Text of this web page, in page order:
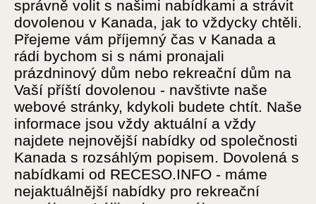
správně volit s našimi nabídkami a strávit
dovolenou v Kanada, jak to vždycky chtěli.
Přejeme vám příjemný čas v Kanada a
rádi bychom si s námi pronajali
prázdninový dům nebo rekreační dům na
Vaší příští dovolenou - navštivte naše
webové stránky, kdykoli budete chtít. Naše
informace jsou vždy aktuální a vždy
najdete nejnovější nabídky od společnosti
Kanada s rozsáhlým popisem. Dovolená s
nabídkami od RECESO.INFO - máme
nejaktuálnější nabídky pro rekreační